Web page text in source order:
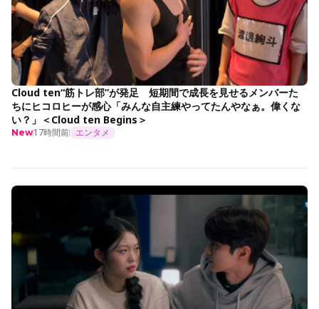
Cloud ten“筋トレ部”が発足 短期間で成長を見せるメンバーた
ちにヒコロヒーが感心「みんな自主練やってたんやなぁ。偉くな
い？」＜Cloud ten Begins＞
New17時間前 エンタメ